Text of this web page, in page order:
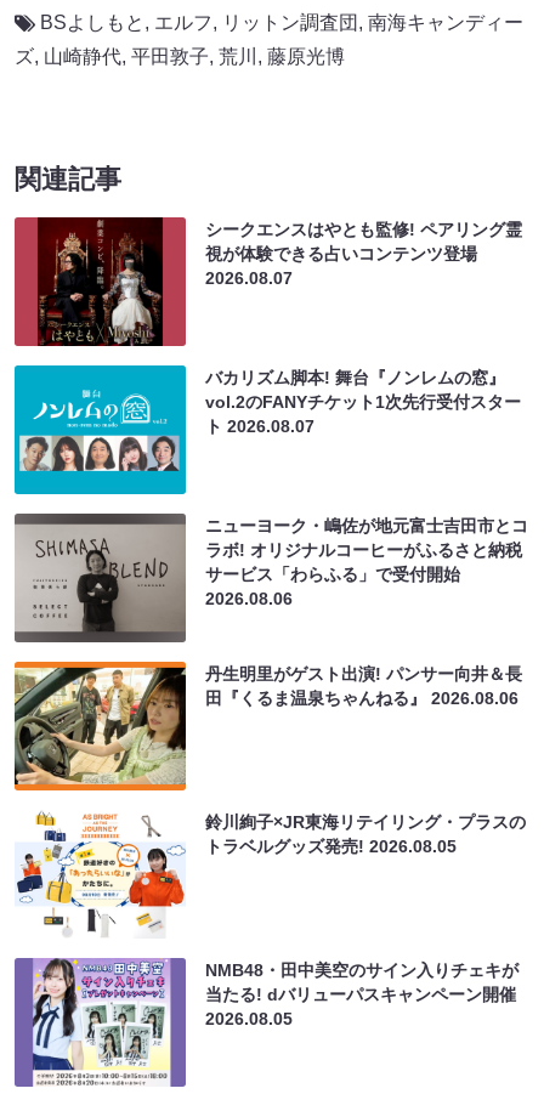
BSよしもと , エルフ, リットン調査団 , 南海キャンディー
ズ, 山崎静代, 平田敦子, 荒川 , 藤原光博
関連記事
シークエンスはやとも監修! ペアリング霊
視が体験できる占いコンテンツ登場
2026.08.07
バカリズム脚本! 舞台『ノンレムの窓』
vol.2のFANYチケット1次先行受付スター
ト2026.08.07
ニューヨーク・嶋佐が地元富士吉田市とコ
ラボ! オリジナルコーヒーがふるさと納税
サービス「わらふる」で受付開始
2026.08.06
丹生明里がゲスト出演! パンサー向井＆長
田『くるま温泉ちゃんねる』2026.08.06
鈴川絢子×JR東海リテイリング・プラスの
トラベルグッズ発売!2026.08.05
NMB48・田中美空のサイン入りチェキが
当たる! dバリューパスキャンペーン開催
2026.08.05